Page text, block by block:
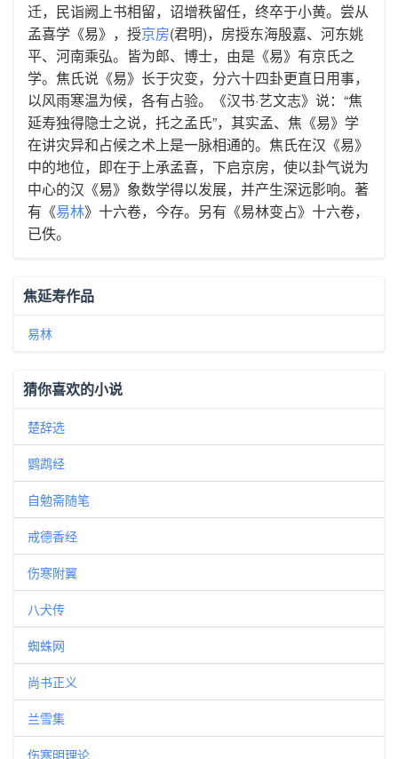
迁，民诣阙上书相留，诏增秩留任，终卒于小黄。尝从
孟喜学《易》，授京房(君明)，房授东海殷嘉、河东姚
平、河南乘弘。皆为郎、博士，由是《易》有京氏之
学。焦氏说《易》长于灾变，分六十四卦更直日用事，
以风雨寒温为候，各有占验。《汉书·艺文志》说：“焦
延寿独得隐士之说，托之孟氏”，其实孟、焦《易》学
在讲灾异和占候之术上是一脉相通的。焦氏在汉《易》
中的地位，即在于上承孟喜，下启京房，使以卦气说为
中心的汉《易》象数学得以发展，并产生深远影响。著
有《易林》十六卷，今存。另有《易林变占》十六卷，
已佚。
焦延寿作品
易林
猜你喜欢的小说
楚辞选
鹦鹉经
自勉斋随笔
戒德香经
伤寒附翼
八犬传
蜘蛛网
尚书正义
兰雪集
伤寒明理论